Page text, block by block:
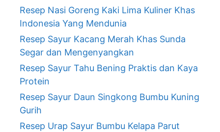
Resep Nasi Goreng Kaki Lima Kuliner Khas
Indonesia Yang Mendunia
Resep Sayur Kacang Merah Khas Sunda
Segar dan Mengenyangkan
Resep Sayur Tahu Bening Praktis dan Kaya
Protein
Resep Sayur Daun Singkong Bumbu Kuning
Gurih
Resep Urap Sayur Bumbu Kelapa Parut